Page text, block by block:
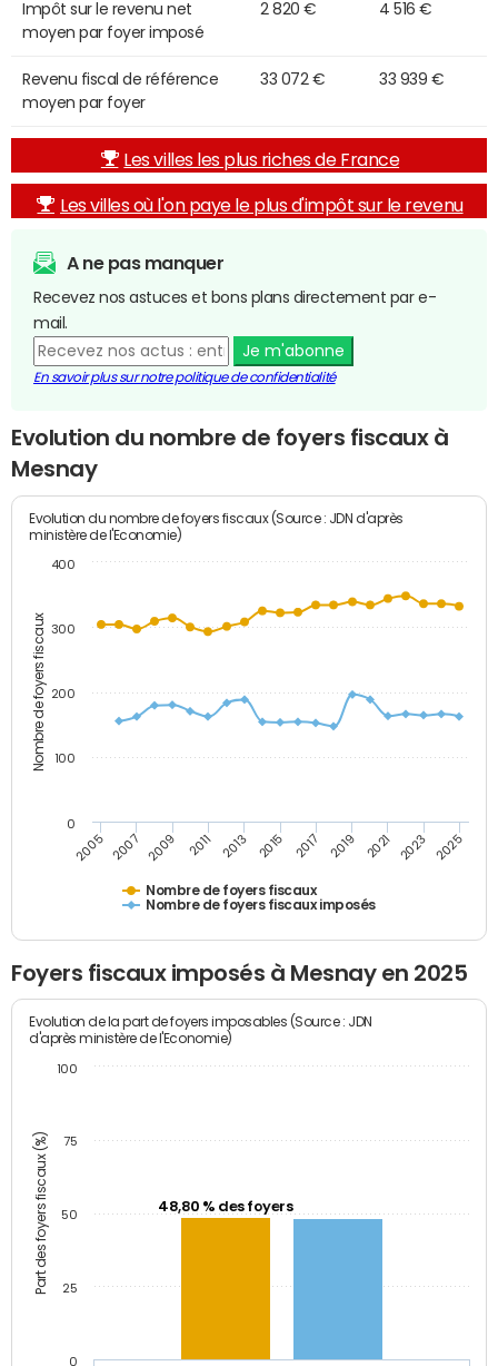
Impôt sur le revenu net
moyen par foyer imposé
2 820 € 4 516 €
Revenu fiscal de référence
moyen par foyer
33 072 € 33 939 €
Les villes les plus riches de France
Les villes où l'on paye le plus d'impôt sur le revenu
A ne pas manquer
Recevez nos astuces et bons plans directement par e-
mail.
Je m'abonne
En savoir plus sur notre politique de confidentialité
Evolution du nombre de foyers fiscaux à
Mesnay
Nombre de foyers fiscaux
Evolution du nombre de foyers fiscaux (Source : JDN d'après
ministère de l'Economie)
Nombre de foyers fiscaux
Nombre de foyers fiscaux imposés
2005 2007 2009 2011 2013 2015 2017 2019 2021 2023 2025
0
100
200
300
400
Foyers fiscaux imposés à Mesnay en 2025
Part des foyers fiscaux (%)
Evolution de la part de foyers imposables (Source : JDN
d'après ministère de l'Economie)
48,80 % des foyers
0
25
50
75
100